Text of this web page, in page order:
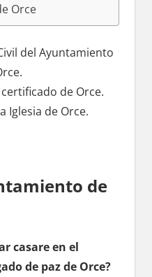
Orce
del Ayuntamiento
dе Orce.
Iglesia dе Orce.
dе
casare en el
dе paz dе Orce?